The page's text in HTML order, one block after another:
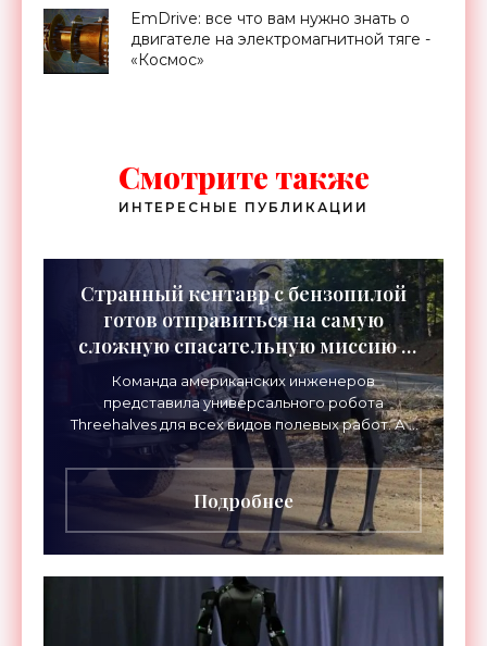
EmDrive: все что вам нужно знать о
двигателе на электромагнитной тяге -
«Космос»
Смотрите также
ИНТЕРЕСНЫЕ ПУБЛИКАЦИИ
Странный кентавр с бензопилой
готов отправиться на самую
сложную спасательную миссию -
«Роботы»
Команда американских инженеров
представила универсального робота
Threehalves для всех видов полевых работ. А в
первую очередь – для спасательных миссий с
прицелом на работу в зонах
Подробнее